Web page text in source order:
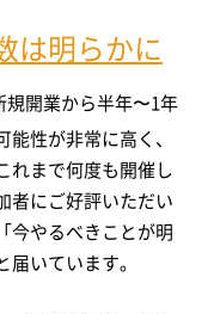
は明らかに
開業から半年〜1年
性が非常に高く、
れまで何度も開催し
者にご好評いただい
今やるべきことが明
いています。